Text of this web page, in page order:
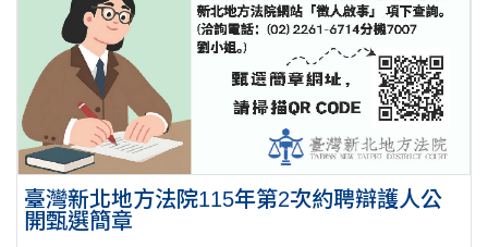
臺灣新北地方法院115年第2次約聘辯護人公
開甄選簡章